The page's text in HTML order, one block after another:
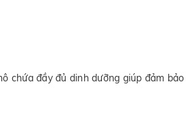
chứa đầy đủ dinh dưỡng giúp đảm